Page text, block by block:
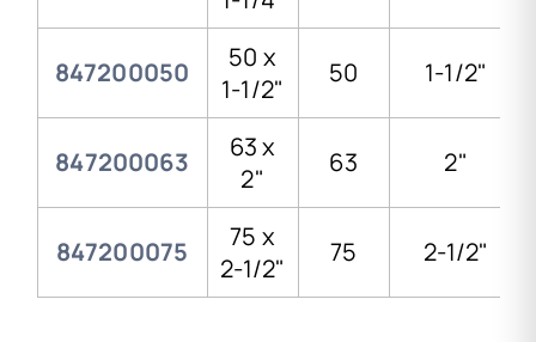
847200050
50 x
1-1/2"
50 1-1/2"
847200063
63 x
2"
63 2"
847200075
75 x
2-1/2"
75 2-1/2"